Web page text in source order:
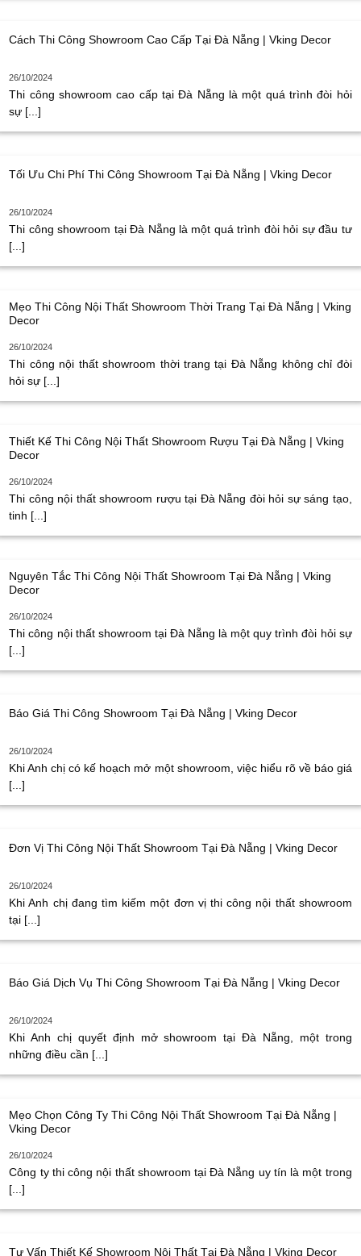
Cách Thi Công Showroom Cao Cấp Tại Đà Nẵng | Vking Decor
26/10/2024
Thi công showroom cao cấp tại Đà Nẵng là một quá trình đòi hỏi
sự [...]
Tối Ưu Chi Phí Thi Công Showroom Tại Đà Nẵng | Vking Decor
26/10/2024
Thi công showroom tại Đà Nẵng là một quá trình đòi hỏi sự đầu tư
[...]
Mẹo Thi Công Nội Thất Showroom Thời Trang Tại Đà Nẵng | Vking
Decor
26/10/2024
Thi công nội thất showroom thời trang tại Đà Nẵng không chỉ đòi
hỏi sự [...]
Thiết Kế Thi Công Nội Thất Showroom Rượu Tại Đà Nẵng | Vking
Decor
26/10/2024
Thi công nội thất showroom rượu tại Đà Nẵng đòi hỏi sự sáng tạo,
tinh [...]
Nguyên Tắc Thi Công Nội Thất Showroom Tại Đà Nẵng | Vking
Decor
26/10/2024
Thi công nội thất showroom tại Đà Nẵng là một quy trình đòi hỏi sự
[...]
Báo Giá Thi Công Showroom Tại Đà Nẵng | Vking Decor
26/10/2024
Khi Anh chị có kế hoạch mở một showroom, việc hiểu rõ về báo giá
[...]
Đơn Vị Thi Công Nội Thất Showroom Tại Đà Nẵng | Vking Decor
26/10/2024
Khi Anh chị đang tìm kiếm một đơn vị thi công nội thất showroom
tại [...]
Báo Giá Dịch Vụ Thi Công Showroom Tại Đà Nẵng | Vking Decor
26/10/2024
Khi Anh chị quyết định mở showroom tại Đà Nẵng, một trong
những điều cần [...]
Mẹo Chọn Công Ty Thi Công Nội Thất Showroom Tại Đà Nẵng |
Vking Decor
26/10/2024
Công ty thi công nội thất showroom tại Đà Nẵng uy tín là một trong
[...]
Tư Vấn Thiết Kế Showroom Nội Thất Tại Đà Nẵng | Vking Decor